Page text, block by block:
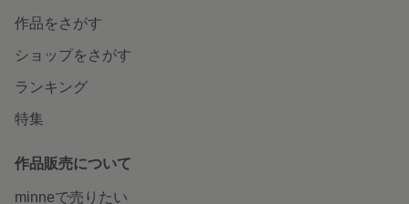
作品をさがす
ショップをさがす
ランキング
特集
作品販売について
minneで売りたい